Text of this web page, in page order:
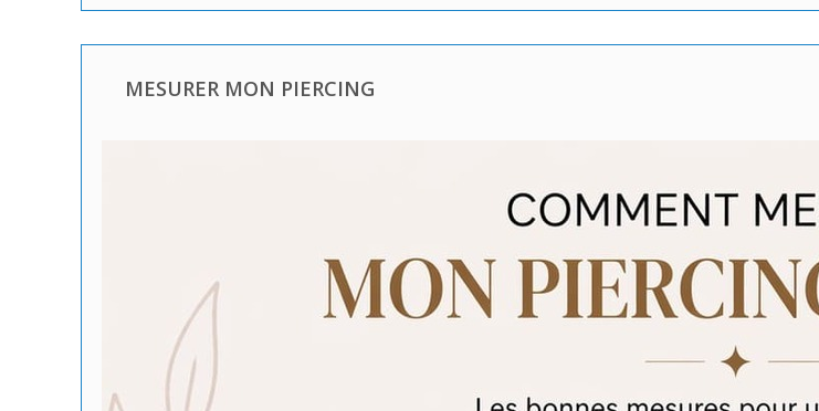
MESURER MON PIERCING